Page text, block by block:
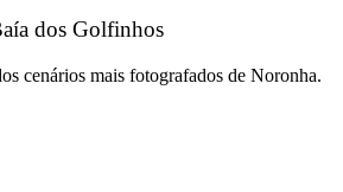
dos Golfinhos
cenários mais fotografados de Noronha.